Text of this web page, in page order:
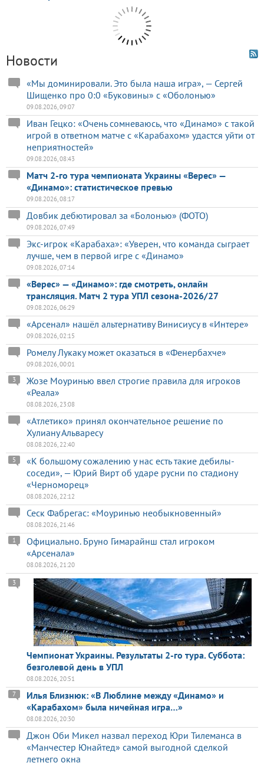
Новости
«Мы доминировали. Это была наша игра», — Сергей
Шищенко про 0:0 «Буковины» с «Оболонью»
09.08.2026, 09:07
Иван Гецко: «Очень сомневаюсь, что «Динамо» с такой
игрой в ответном матче с «Карабахом» удастся уйти от
неприятностей»
09.08.2026, 08:43
Матч 2-го тура чемпионата Украины «Верес» —
«Динамо»: статистическое превью
09.08.2026, 08:17
Довбик дебютировал за «Болонью» (ФОТО)
09.08.2026, 07:49
Экс-игрок «Карабаха»: «Уверен, что команда сыграет
лучше, чем в первой игре с «Динамо»
09.08.2026, 07:14
«Верес» — «Динамо»: где смотреть, онлайн
трансляция. Матч 2 тура УПЛ сезона-2026/27
09.08.2026, 06:29
«Арсенал» нашёл альтернативу Винисиусу в «Интере»
09.08.2026, 02:15
Ромелу Лукаку может оказаться в «Фенербахче»
09.08.2026, 00:01
Жозе Моуринью ввел строгие правила для игроков
«Реала»
3
08.08.2026, 23:08
«Атлетико» принял окончательное решение по
Хулиану Альваресу
08.08.2026, 22:40
«К большому сожалению у нас есть такие дебилы-
соседи», — Юрий Вирт об ударе русни по стадиону
«Черноморец»
5
08.08.2026, 22:12
Сеск Фабрегас: «Моуринью необыкновенный»
08.08.2026, 21:46
Официально. Бруно Гимарайнш стал игроком
«Арсенала»
1
08.08.2026, 21:20
Чемпионат Украины. Результаты 2-го тура. Суббота:
безголевой день в УПЛ
3
08.08.2026, 20:51
Илья Близнюк: «В Люблине между «Динамо» и
«Карабахом» была ничейная игра…»
7
08.08.2026, 20:30
Джон Оби Микел назвал переход Юри Тилеманса в
«Манчестер Юнайтед» самой выгодной сделкой
летнего окна